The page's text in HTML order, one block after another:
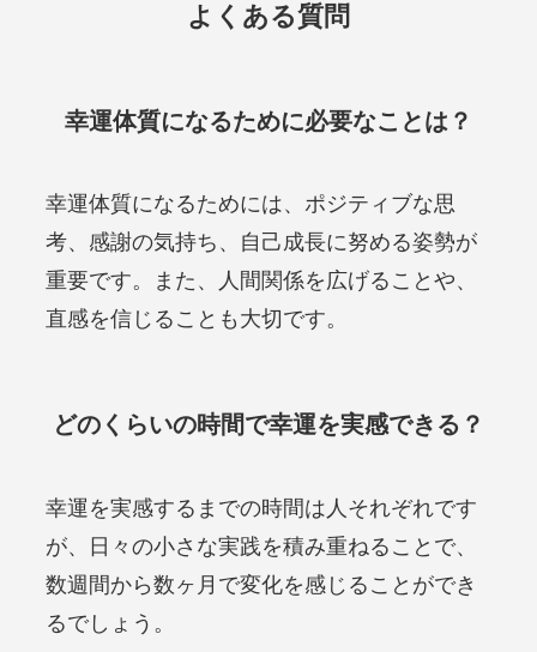
よくある質問
幸運体質になるために必要なことは？
幸運体質になるためには、ポジティブな思
考、感謝の気持ち、自己成長に努める姿勢が
重要です。また、人間関係を広げることや、
直感を信じることも大切です。
どのくらいの時間で幸運を実感できる？
幸運を実感するまでの時間は人それぞれです
が、日々の小さな実践を積み重ねることで、
数週間から数ヶ月で変化を感じることができ
るでしょう。